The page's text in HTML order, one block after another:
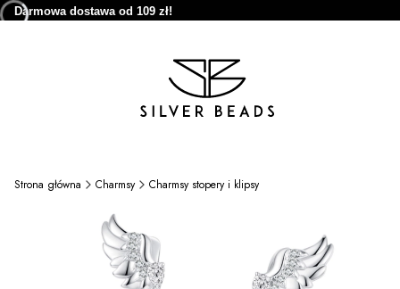
Darmowa dostawa od 109 zł!
Strona główna Charmsy Charmsy stopery i klipsy